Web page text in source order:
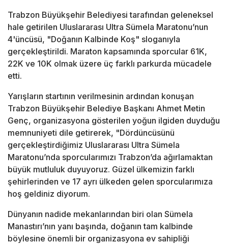
Trabzon Büyükşehir Belediyesi tarafından geleneksel
hale getirilen Uluslararası Ultra Sümela Maratonu’nun
4'üncüsü, "Doğanın Kalbinde Koş" sloganıyla
gerçekleştirildi. Maraton kapsamında sporcular 61K,
22K ve 10K olmak üzere üç farklı parkurda mücadele
etti.
Yarışların startının verilmesinin ardından konuşan
Trabzon Büyükşehir Belediye Başkanı Ahmet Metin
Genç, organizasyona gösterilen yoğun ilgiden duyduğu
memnuniyeti dile getirerek, "Dördüncüsünü
gerçekleştirdiğimiz Uluslararası Ultra Sümela
Maratonu’nda sporcularımızı Trabzon’da ağırlamaktan
büyük mutluluk duyuyoruz. Güzel ülkemizin farklı
şehirlerinden ve 17 ayrı ülkeden gelen sporcularımıza
hoş geldiniz diyorum.
Dünyanın nadide mekanlarından biri olan Sümela
Manastırı’nın yanı başında, doğanın tam kalbinde
böylesine önemli bir organizasyona ev sahipliği